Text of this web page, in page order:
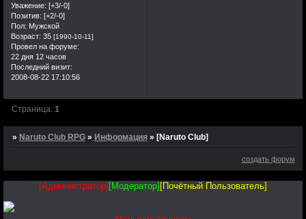
Уважение: [+3/-0]
Позитив: [+2/-0]
Пол: Мужской
Возраст: 35[1990-10-11]
Провел на форуме:
22 дня 12 часов
Последний визит:
2008-08-22 17:10:56
Страница: 1
» Naruto Club RPG » Информация » [Naruto Club]
создать форум
[Администратор][Модератор][Почётный Пользователь]